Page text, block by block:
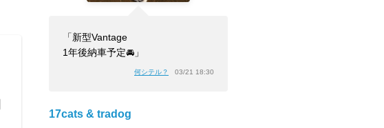
「新型Vantage
1年後納車予定🚘」
何シテル？ 03/21 18:30
17cats & tradog